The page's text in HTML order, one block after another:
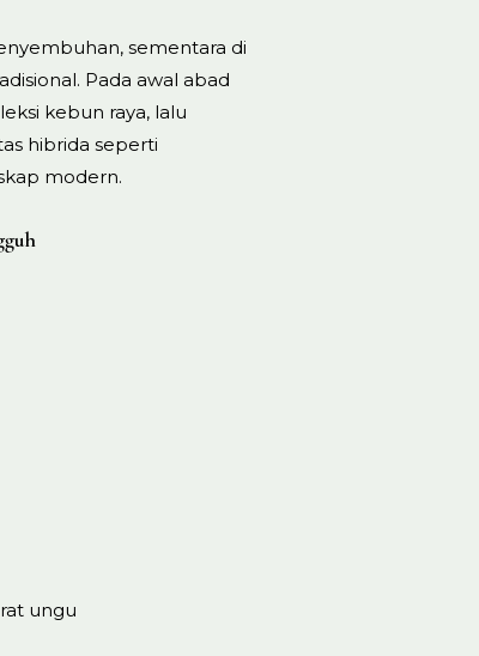
sementara di
Pada awal abad
kebun raya, lalu
hibrida seperti
modern.
ungu